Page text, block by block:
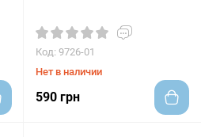
Код: 9726-01
Нет в наличии
590 грн